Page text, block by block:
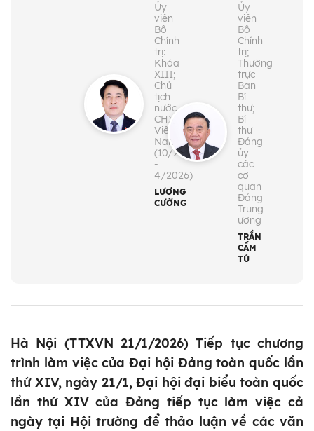
Ủy
viên
Bộ
Chính
trị:
Khóa
XIII;
Chủ
tịch
nước
CHXHCN
Việt
Nam
(10/2024
-
4/2026)
LƯƠNG
CƯỜNG
Ủy
viên
Bộ
Chính
trị;
Thường
trực
Ban
Bí
thư;
Bí
thư
Đảng
ủy
các
cơ
quan
Đảng
Trung
ương
TRẦN
CẨM
TÚ
Hà Nội (TTXVN 21/1/2026) Tiếp tục chương
trình làm việc của Đại hội Đảng toàn quốc lần
thứ XIV, ngày 21/1, Đại hội đại biểu toàn quốc
lần thứ XIV của Đảng tiếp tục làm việc cả
ngày tại Hội trường để thảo luận về các văn